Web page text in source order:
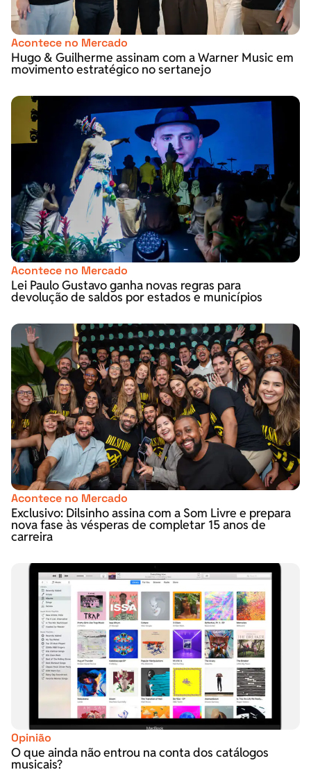
Acontece no Mercado
Hugo & Guilherme assinam com a Warner Music em
movimento estratégico no sertanejo
Acontece no Mercado
Lei Paulo Gustavo ganha novas regras para
devolução de saldos por estados e municípios
Acontece no Mercado
Exclusivo: Dilsinho assina com a Som Livre e prepara
nova fase às vésperas de completar 15 anos de
carreira
Opinião
O que ainda não entrou na conta dos catálogos
musicais?